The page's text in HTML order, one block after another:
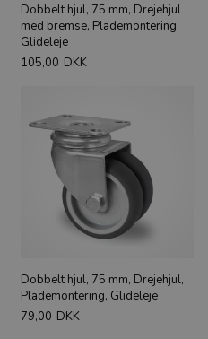
Dobbelt hjul, 75 mm, Drejehjul
med bremse, Plademontering,
Glideleje
105,00 DKK
Dobbelt hjul, 75 mm, Drejehjul,
Plademontering, Glideleje
79,00 DKK